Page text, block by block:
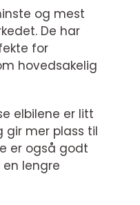
og mest
De har
for
hovedsakelig
elbilene er litt
gir mer plass til
er også godt
lengre